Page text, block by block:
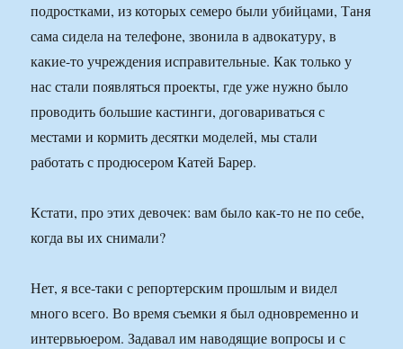
подростками, из которых семеро были убийцами, Таня
сама сидела на телефоне, звонила в адвокатуру, в
какие-то учреждения исправительные. Как только у
нас стали появляться проекты, где уже нужно было
проводить большие кастинги, договариваться с
местами и кормить десятки моделей, мы стали
работать с продюсером Катей Барер.
Кстати, про этих девочек: вам было как-то не по себе,
когда вы их снимали?
Нет, я все-таки с репортерским прошлым и видел
много всего. Во время съемки я был одновременно и
интервьюером. Задавал им наводящие вопросы и с